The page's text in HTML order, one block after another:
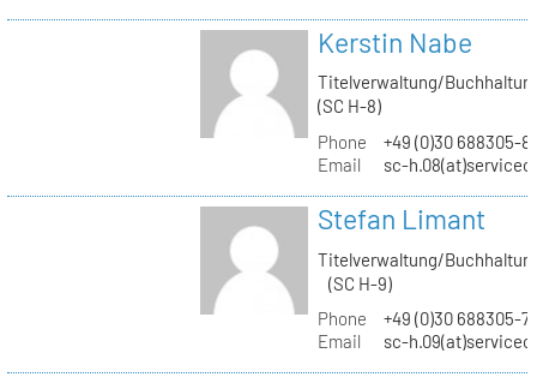
Kerstin Nabe
Titelverwaltung/
(SC H-8)
Phone
+49 (0)30 688305-
Email
sc-
Stefan Limant
Titelverwaltung/
(SC H-9)
Phone
+49 (0)30 688305-
Email
sc-